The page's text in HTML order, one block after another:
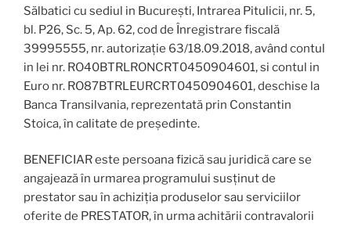
Sălbatici cu sediul in București, Intrarea Pitulicii, nr. 5,
bl. P26, Sc. 5, Ap. 62, cod de Înregistrare fiscală
39995555, nr. autorizație 63/18.09.2018, având contul
in lei nr. RO40BTRLRONCRT0450904601, si contul in
Euro nr. RO87BTRLEURCRT0450904601, deschise la
Banca Transilvania, reprezentată prin Constantin
Stoica, în calitate de președinte.
BENEFICIAR este persoana fizică sau juridică care se
angajează în urmarea programului susținut de
prestator sau în achiziția produselor sau serviciilor
oferite de PRESTATOR, în urma achitării contravalorii